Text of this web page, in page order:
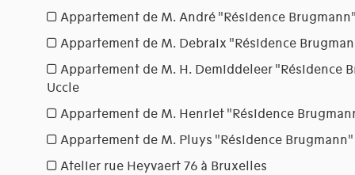
Appartement de M. André "Résidence
Appartement de M. Debraix "Résidence
Appartement de M. H. Demiddeleer "Résidence
Uccle
Appartement de M. Henriet "Résidence
Appartement de M. Pluys "Résidence Brugmann"
Atelier rue Heyvaert 76 à Bruxelles